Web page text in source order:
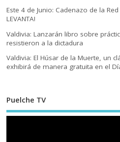
Este 4 de Junio: Cadenazo de la
LEVANTA!
Valdivia: Lanzarán libro sobre
resistieron a la dictadura
Valdivia: El Húsar de la Muerte, un
exhibirá de manera gratuita en el
Puelche TV